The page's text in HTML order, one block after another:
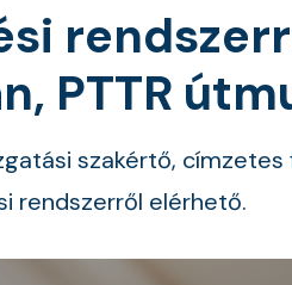
PTTR
szakértő,
rendszerről elérhető.